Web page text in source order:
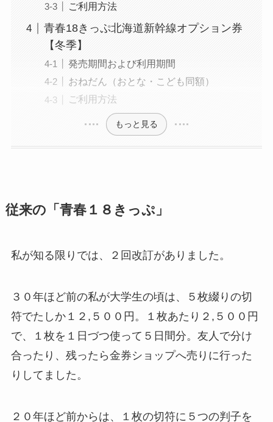
ご利用方法
青春18きっぷ北海道新幹線オプション券
【冬季】
発売期間および利用期間
おねだん（おとな・こども同額）
ご利用方法
もっと見る
従来の「青春１８きっぷ」
私が知る限りでは、２回改訂がありました。
３０年ほど前の私が大学生の頃は、５枚綴りの切
符でたしか１２,５００円。１枚あたり２,５００円
で、１枚を１日づつ使って５日間分。友人で分け
合ったり、残ったら金券ショップへ売りに行った
りしてました。
２０年ほど前からは、１枚の切符に５つの判子を